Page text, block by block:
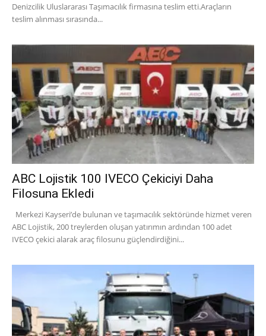
Denizcilik Uluslararası Taşımacılık firmasına teslim etti.Araçların
teslim alınması sırasında...
ABC Lojistik 100 IVECO Çekiciyi Daha
Filosuna Ekledi
Merkezi Kayseri’de bulunan ve taşımacılık sektöründe hizmet veren
ABC Lojistik, 200 treylerden oluşan yatırımın ardından 100 adet
IVECO çekici alarak araç filosunu güçlendirdiğini...